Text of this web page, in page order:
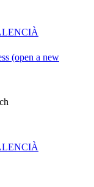
(open a new